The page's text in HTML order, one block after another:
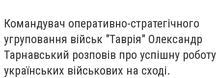
Командувач оперативно-стратегічного
угруповання військ "Таврія" Олександр
Тарнавський розповів про успішну роботу
українських військових на сході.